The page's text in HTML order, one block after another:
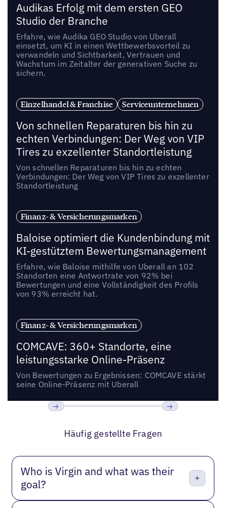
Audikas Erfolg mit dem ersten GEO
Studio der Branche
Erfahre, wie Audika GEO Studio von Uberall
einsetzt, um KI in einen Wettbewerbsvorteil zu
verwandeln und Sichtbarkeit, Vertrauen und
Wachstum im Zeitalter der generativen Suche zu
sichern.
Einzelhandel & Franchise Serviceunternehmen
Von schnellen Reparaturen bis hin zu
echten Verbindungen: Der Weg von VIP
Tires zu exzellenter Standortleistung
Von schnellen Reparaturen bis hin zu echten
Verbindungen: Der Weg von VIP Tires zu exzellenter
Standortleistung
Finanz- & Versicherungsmarken
Baloise optimiert die Kundenbindung mit
KI-gestütztem Bewertungsmanagement
Erfahre, wie Baloise mithilfe von Uberall an 102
Standorten eine Antwortrate von 92% bei
Bewertungen und eine Vollständigkeit des Profils
von 93% erreicht hat.
Finanz- & Versicherungsmarken
COMCAVE: 360+ Standorte, eine
leistungsstarke Online-Präsenz
Von Bewertungen zu Ergebnissen: COMCAVE stärkt
seine Online-Präsenz mit Uberall
Häufig gestellte Fragen
Who is Virgin and what was their
goal?